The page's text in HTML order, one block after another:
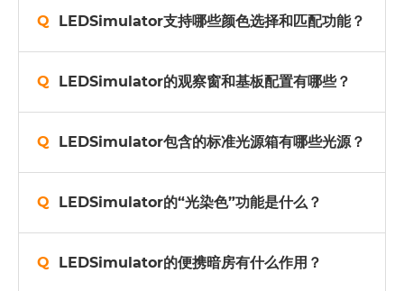
LEDSimulator支持哪些颜色选择和匹配功能？
LEDSimulator的观察窗和基板配置有哪些？
LEDSimulator包含的标准光源箱有哪些光源？
LEDSimulator的“光染色”功能是什么？
LEDSimulator的便携暗房有什么作用？